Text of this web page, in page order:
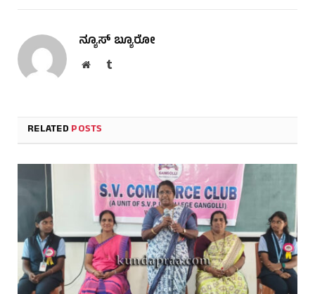
ನ್ಯೂಸ್ ಬ್ಯೂರೋ
WebsiteTumblr
RELATEDPOSTS